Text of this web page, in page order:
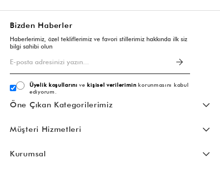
Bizden Haberler
Haberlerimiz, özel tekliflerimiz ve favori stillerimiz hakkında ilk siz
bilgi sahibi olun
Üyelik koşullarını vekişisel verileriminkorunmasını kabul
ediyorum.
Öne Çıkan Kategorilerimiz
Müşteri Hizmetleri
Kurumsal